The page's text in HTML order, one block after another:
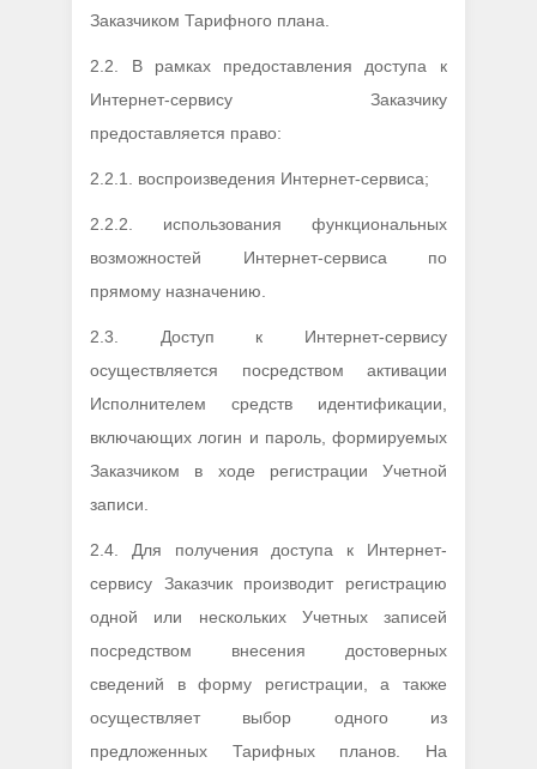
Заказчиком Тарифного плана.
2.2. В рамках предоставления доступа к
Интернет-сервису Заказчику
предоставляется право:
2.2.1. воспроизведения Интернет-сервиса;
2.2.2. использования функциональных
возможностей Интернет-сервиса по
прямому назначению.
2.3. Доступ к Интернет-сервису
осуществляется посредством активации
Исполнителем средств идентификации,
включающих логин и пароль, формируемых
Заказчиком в ходе регистрации Учетной
записи.
2.4. Для получения доступа к Интернет-
сервису Заказчик производит регистрацию
одной или нескольких Учетных записей
посредством внесения достоверных
сведений в форму регистрации, а также
осуществляет выбор одного из
предложенных Тарифных планов. На